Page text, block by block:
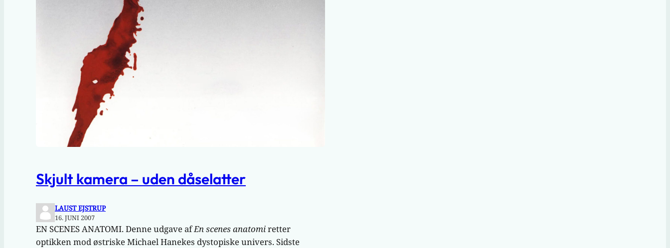
Skjult kamera – uden dåselatter
LAUST EJSTRUP
16. JUNI 2007
EN SCENES ANATOMI. Denne udgave afEn scenes anatomiretter
optikken mod østriske Michael Hanekes dystopiske univers. Sidste